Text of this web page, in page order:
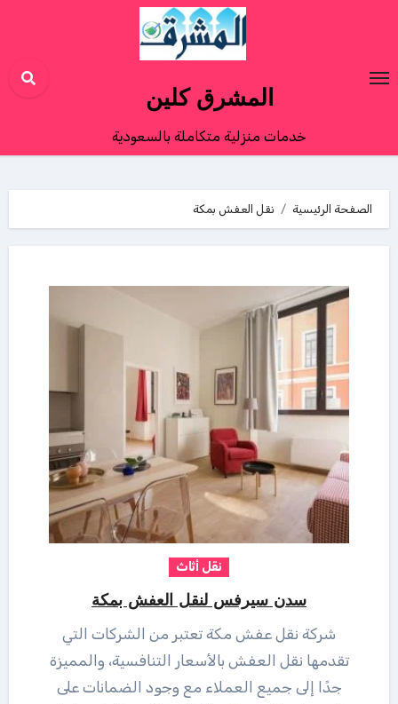
المشرق كلين
خدمات منزلية متكاملة بالسعودية
الصفحة الرئيسية نقل العفش بمكة
نقل أثاث
سدن سيرفس لنقل العفش بمكة
شركة نقل عفش مكة تعتبر من الشركات التي
تقدمها نقل العفش بالأسعار التنافسية، والمميزة
جدًا إلى جميع العملاء مع وجود الضمانات على